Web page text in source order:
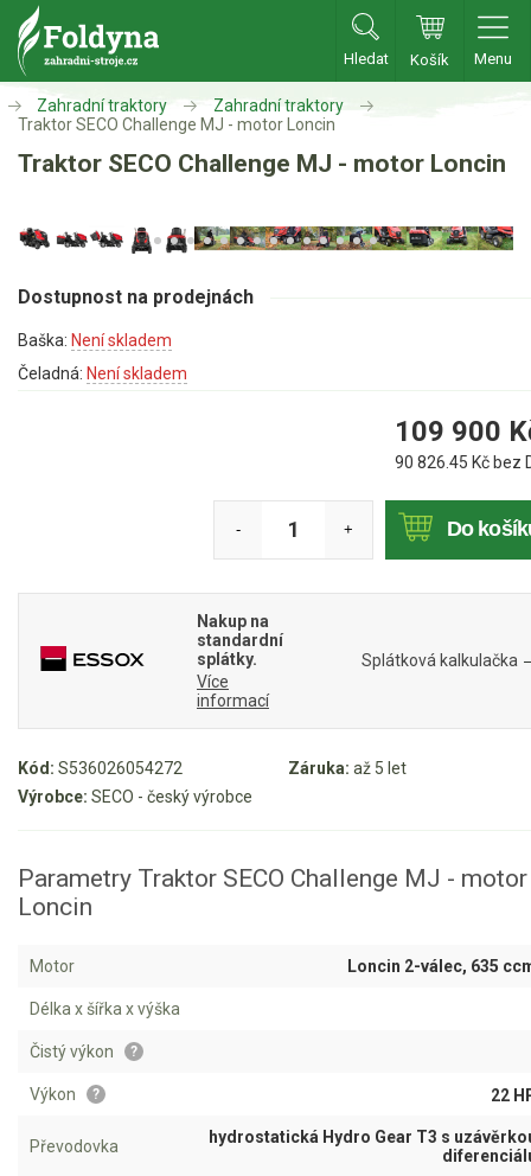
Hledat Košík Menu
Zahradní traktory
Zahradní traktory
Aku traktory
Příslušenství
Sekačky
Křovinořezy a vyžínače
Benzínové křovinořezy a vyžínače
Aku křovinořezy a vyžínače
Motorové pily
Aku pily
Jednoruční pily
Vyvětvovací pily
AKU zahradní technika
Zahradní traktory
Zahradní traktory
Traktor SECO Challenge MJ - motor Loncin
Traktor SECO Challenge MJ - motor Loncin
Kód: S536026054272 Záruka: až 5 let
Výrobce: SECO - český výrobce
Dostupnost na prodejnách
Baška: Není skladem
Čeladná: Není skladem
109 900
90 826.45 Kč bez
- + Do
Nakup na
standardní
splátky.
Více
informací
Splátková kalkulačka
Parametry Traktor SECO Challenge MJ - motor
Loncin
Motor Loncin 2-válec, 635
Délka x šířka x výška
Čistý výkon ?
Výkon ? 22
Převodovka
hydrostatická Hydro Gear T3 s